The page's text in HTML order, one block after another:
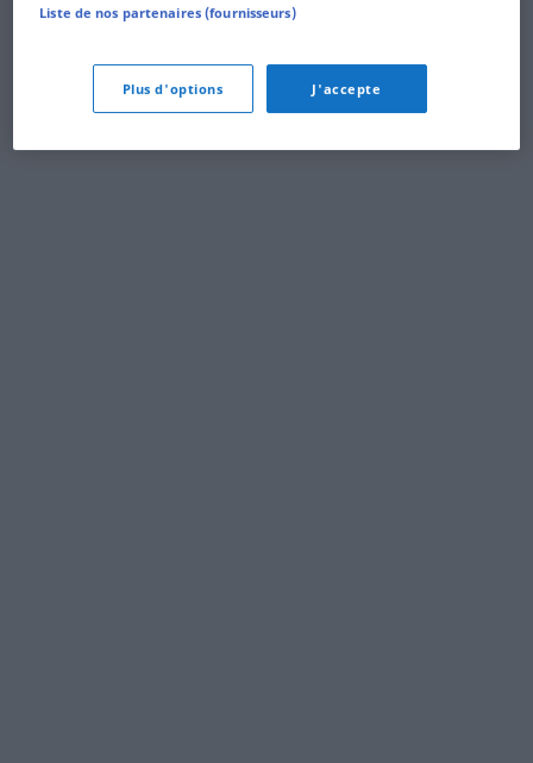
Liste de nos partenaires (fournisseurs)
Plus d'options J'accepte